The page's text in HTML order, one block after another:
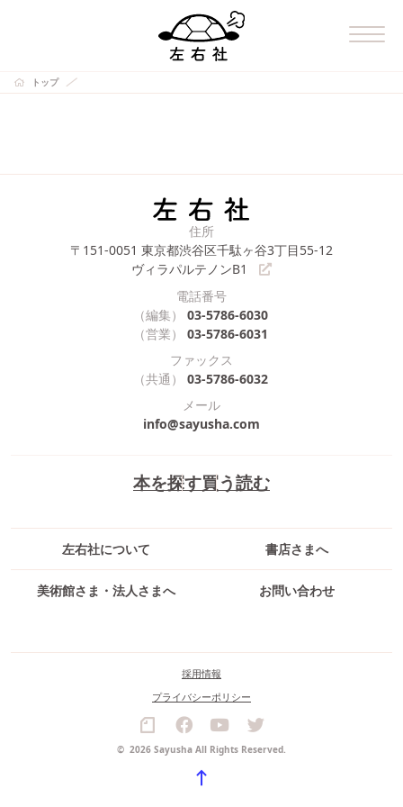
トップ
本を探す買う読む
左右社について 書店さまへ
美術館さま・法人さまへ お問い合わせ
採用情報
プライバシーポリシー
住所
〒151-0051 東京都渋谷区千駄ヶ谷3丁目55-12
ヴィラパルテノンB1
電話番号
（編集）
03-5786-6030
（営業）
03-5786-6031
ファックス
（共通）
03-5786-6032
メール
info@sayusha.com
© 2026 Sayusha All Rights Reserved.